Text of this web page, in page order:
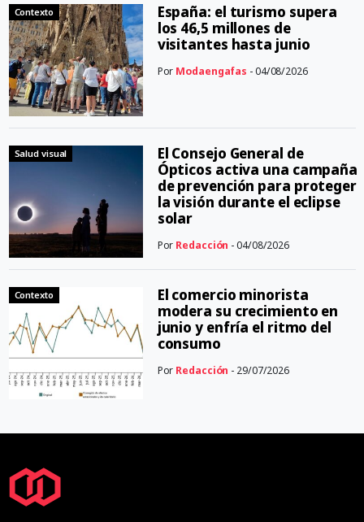
Contexto
España: el turismo supera
los 46,5 millones de
visitantes hasta junio
Por Modaengafas - 04/08/2026
Salud visual
El Consejo General de
Ópticos activa una campaña
de prevención para proteger
la visión durante el eclipse
solar
Por Redacción - 04/08/2026
Contexto
El comercio minorista
modera su crecimiento en
junio y enfría el ritmo del
consumo
Por Redacción - 29/07/2026